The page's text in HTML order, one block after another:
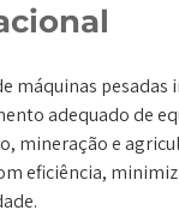
máquinas
adequado de
mineração e
eficiência,